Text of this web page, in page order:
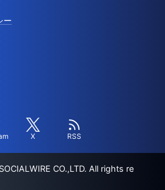
ー
X RSS
CO.,LTD. All rights re